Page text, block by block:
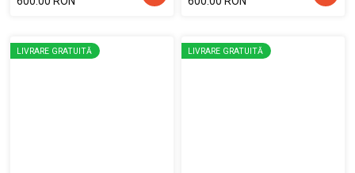
LIVRARE GRATUITĂ LIVRARE GRATUITĂ